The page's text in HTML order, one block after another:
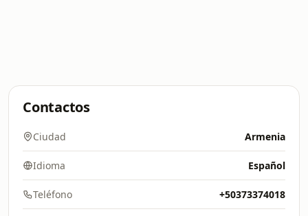
Contactos
Ciudad Armenia
Idioma Español
Teléfono +50373374018